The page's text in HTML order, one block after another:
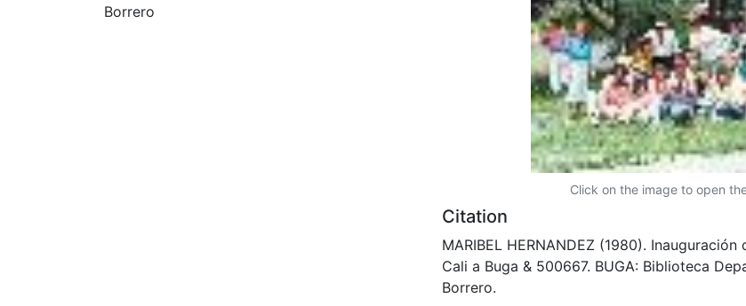
Borrero
Click on the image to open
Citation
MARIBEL HERNANDEZ (1980).
Cali a Buga & 500667. BUGA: Biblioteca
Borrero.